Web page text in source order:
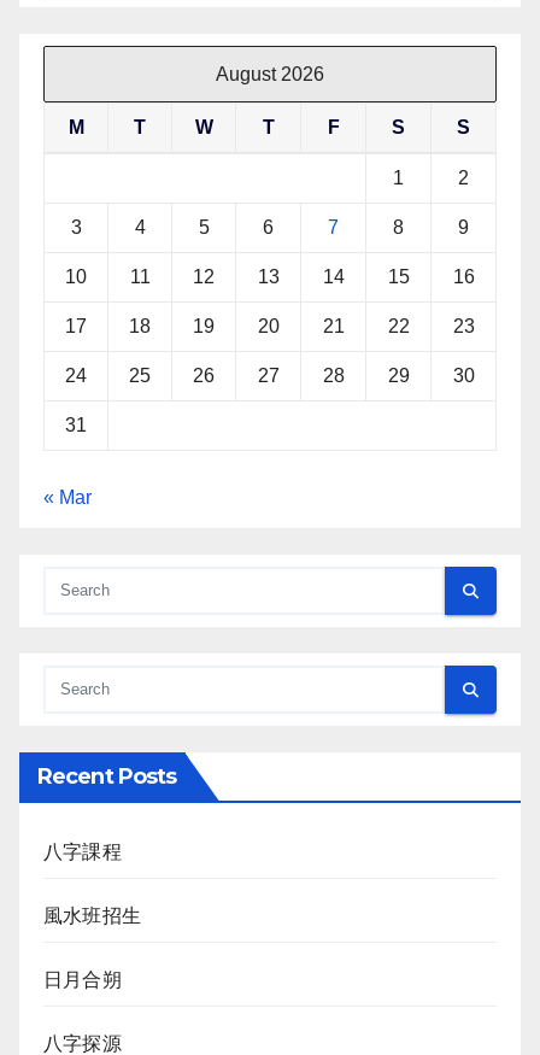
August 2026
M T W T F S S
1 2
3 4 5 6 7 8 9
10 11 12 13 14 15 16
17 18 19 20 21 22 23
24 25 26 27 28 29 30
31
« Mar
Recent Posts
八字課程
風水班招生
日月合朔
八字探源